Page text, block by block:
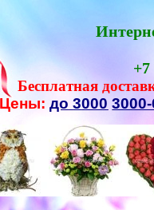
+7
Бесплатная
Цены: до 3000